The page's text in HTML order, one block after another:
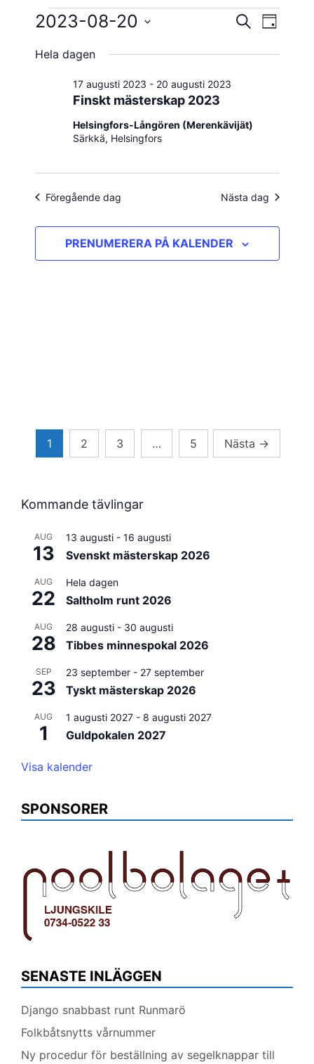
Evenemang
för
augusti
SÖK DAG
2023-08-20
datum.
Hela dagen
Finskt mästerskap 2023
17 augusti 2023 - 20 augusti 2023
Helsingfors-Långören (Merenkävijät)
Särkkä, Helsingfors
Föregående dag Nästa dag
PRENUMERERA PÅ KALENDER
Sidnumrering
1 2 3 … 5 Nästa →
Kommande tävlingar
AUG
13
13 augusti - 16 augusti
Svenskt mästerskap 2026
AUG
22
Hela dagen
Saltholm runt 2026
AUG
28
28 augusti - 30 augusti
Tibbes minnespokal 2026
SEP
23
23 september - 27 september
Tyskt mästerskap 2026
AUG
1
1 augusti 2027 - 8 augusti 2027
Guldpokalen 2027
Visa kalender
SPONSORER
SENASTE INLÄGGEN
Django snabbast runt Runmarö
Folkbåtsnytts vårnummer
Ny procedur för beställning av segelknappar till